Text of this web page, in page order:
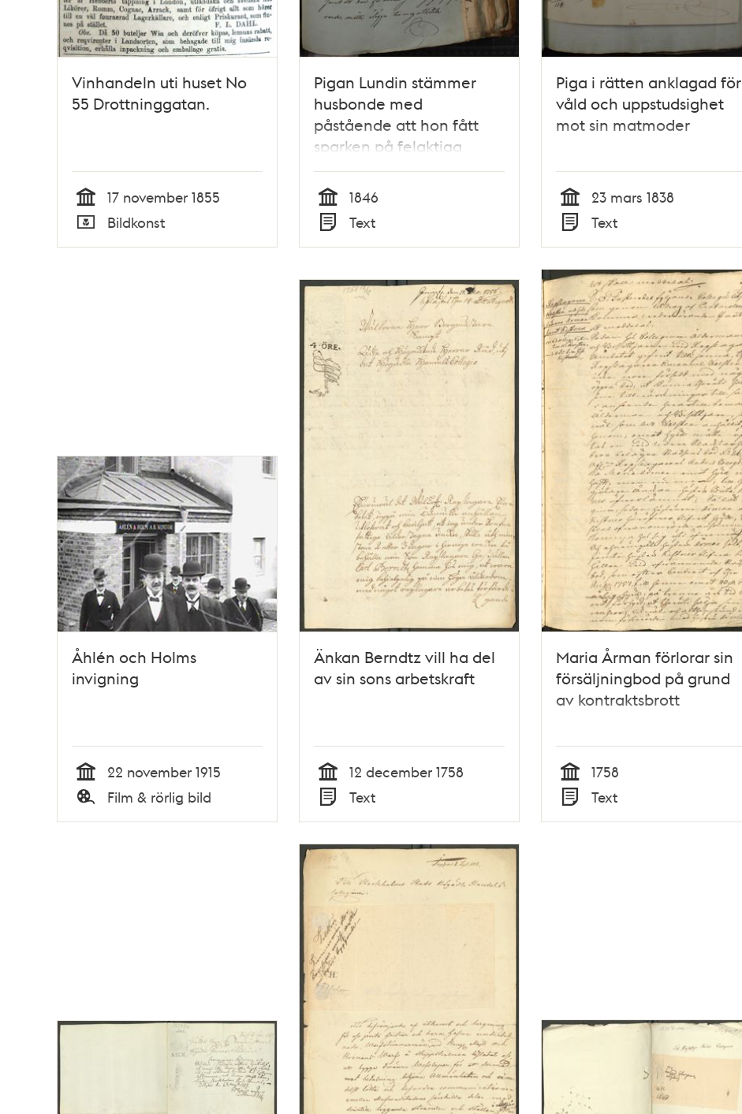
Vinhandeln uti huset No
55 Drottninggatan.
Tid
17 november 1855
Typ
Bildkonst
Pigan Lundin stämmer
husbonde med
påstående att hon fått
sparken på felaktiga
grunder
Tid
1846
Typ
Text
Piga i rätten anklagad för
våld och uppstudsighet
mot sin matmoder
Tid
23 mars 1838
Typ
Text
Åhlén och Holms
invigning
Tid
22 november 1915
Typ
Film & rörlig bild
Änkan Berndtz vill ha del
av sin sons arbetskraft
Tid
12 december 1758
Typ
Text
Maria Årman förlorar sin
försäljningbod på grund
av kontraktsbrott
Tid
1758
Typ
Text